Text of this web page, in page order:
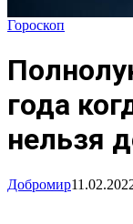
Гороскоп
года
нельзя
Добромир